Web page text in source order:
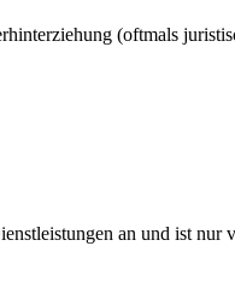
(oftmals
an und ist